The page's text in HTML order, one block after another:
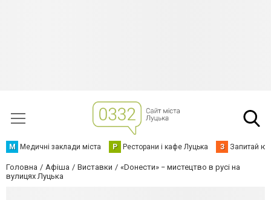
М Медичні заклади міста Р Ресторани і кафе Луцька З Запитай
Головна Афіша Виставки
«Doнести» − мистецтво в русі на
вулицях Луцька